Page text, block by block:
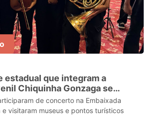
estadual que integram a
Chiquinha Gonzaga se
o Papa Leão XIV no Vaticano
de concerto na Embaixada
e visitaram museus e pontos turísticos